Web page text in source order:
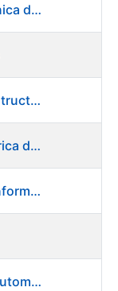
OE 15/26 - Técnico de Oficina Técnica de Producto. Fábrica de Papel
FC 03/26 - Responsable de Infraestructuras de TI
OE 03/26 - Oficial 2º de Telas. Fábrica de Papel
OE 20/25 - Analista de Procesos Informáticos
OE 42/24 - Almacenero Almacén Automático